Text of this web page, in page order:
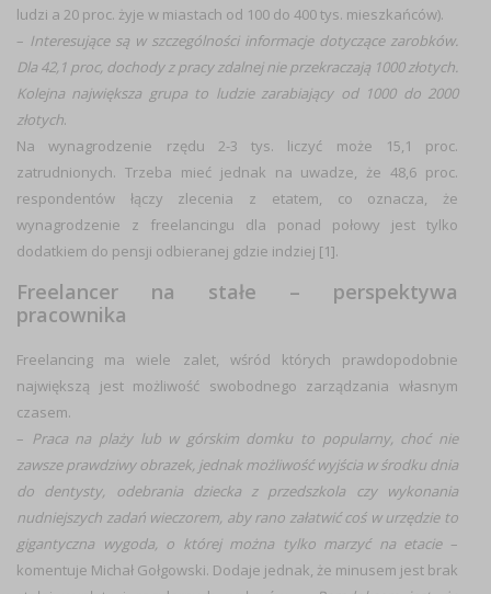
ludzi a 20 proc. żyje w miastach od 100 do 400 tys. mieszkańców).
– Interesujące są w szczególności informacje dotyczące zarobków.
Dla 42,1 proc, dochody z pracy zdalnej nie przekraczają 1000 złotych.
Kolejna największa grupa to ludzie zarabiający od 1000 do 2000
złotych.
Na wynagrodzenie rzędu 2-3 tys. liczyć może 15,1 proc.
zatrudnionych. Trzeba mieć jednak na uwadze, że 48,6 proc.
respondentów łączy zlecenia z etatem, co oznacza, że
wynagrodzenie z freelancingu dla ponad połowy jest tylko
dodatkiem do pensji odbieranej gdzie indziej [1].
Freelancer na stałe – perspektywa
pracownika
Freelancing ma wiele zalet, wśród których prawdopodobnie
największą jest możliwość swobodnego zarządzania własnym
czasem.
– Praca na plaży lub w górskim domku to popularny, choć nie
zawsze prawdziwy obrazek, jednak możliwość wyjścia w środku dnia
do dentysty, odebrania dziecka z przedszkola czy wykonania
nudniejszych zadań wieczorem, aby rano załatwić coś w urzędzie to
gigantyczna wygoda, o której można tylko marzyć na etacie–
komentuje Michał Gołgowski. Dodaje jednak, że minusem jest brak